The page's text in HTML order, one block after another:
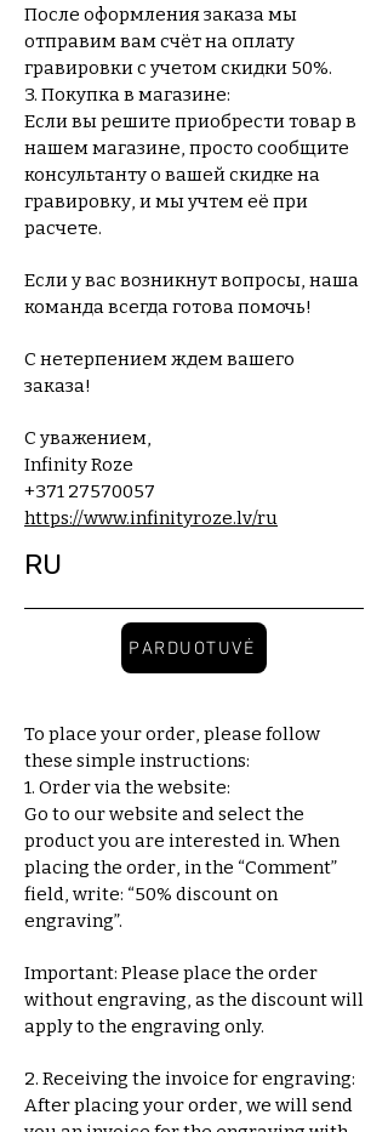
После оформления заказа мы
отправим вам счёт на оплату
гравировки с учетом скидки 50%.
3. Покупка в магазине:
Если вы решите приобрести товар в
нашем магазине, просто сообщите
консультанту о вашей скидке на
гравировку, и мы учтем её при
расчете.
Если у вас возникнут вопросы, наша
команда всегда готова помочь!
С нетерпением ждем вашего
заказа!
С уважением,
Infinity Roze
+371 27570057
https://www.infinityroze.lv/ru
RU
PARDUOTUVĖ
To place your order, please follow
these simple instructions:
1. Order via the website:
Go to our website and select the
product you are interested in. When
placing the order, in the “Comment”
field, write: “50% discount on
engraving”.
Important: Please place the order
without engraving, as the discount will
apply to the engraving only.
2. Receiving the invoice for engraving:
After placing your order, we will send